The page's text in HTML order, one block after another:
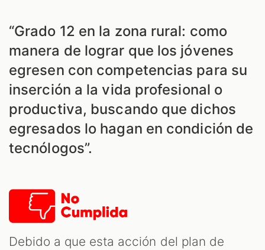
“Grado 12 en la zona rural: como
manera de lograr que los jóvenes
egresen con competencias para su
inserción a la vida profesional o
productiva, buscando que dichos
egresados lo hagan en condición de
tecnólogos”.
Debido a que esta acción del plan de